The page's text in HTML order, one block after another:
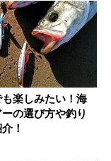
楽しみたい！海
の選び方や釣り
！